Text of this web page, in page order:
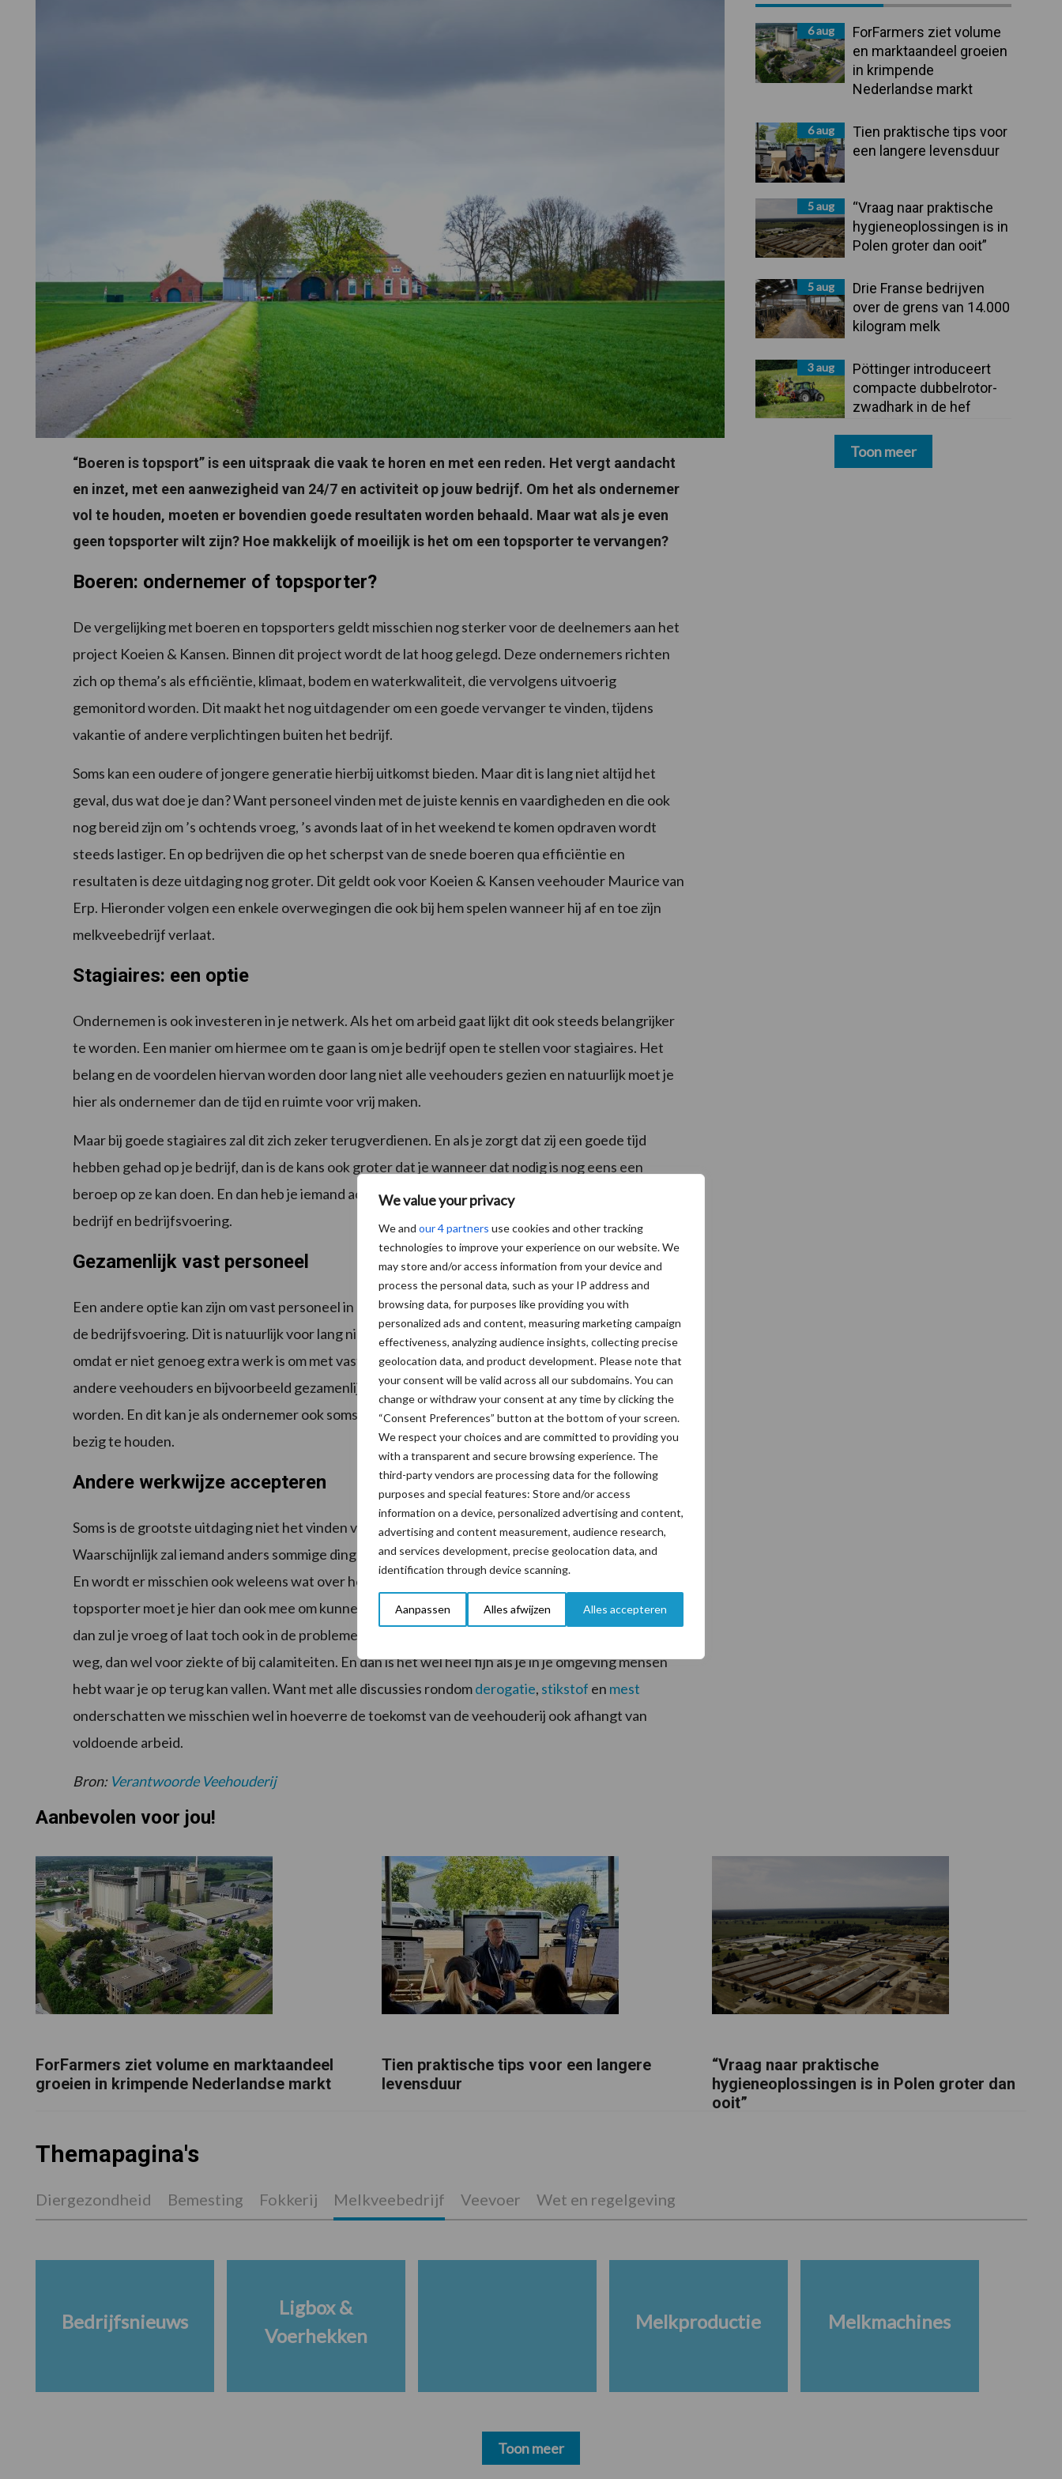
We value your privacy
We and our 4 partners use cookies and other tracking
technologies to improve your experience on our website. We
may store and/or access information from your device and
process the personal data, such as your IP address and
browsing data, for purposes like providing you with
personalized ads and content, measuring marketing campaign
effectiveness, analyzing audience insights, collecting precise
geolocation data, and product development. Please note that
your consent will be valid across all our subdomains. You can
change or withdraw your consent at any time by clicking the
“Consent Preferences” button at the bottom of your screen.
We respect your choices and are committed to providing you
with a transparent and secure browsing experience. The
third-party vendors are processing data for the following
purposes and special features: Store and/or access
information on a device, personalized advertising and content,
advertising and content measurement, audience research,
and services development, precise geolocation data, and
identification through device scanning.
Aanpassen Alles afwijzen Alles accepteren
“Boeren is topsport” is een uitspraak die vaak te horen en met een reden. Het vergt aandacht
en inzet, met een aanwezigheid van 24/7 en activiteit op jouw bedrijf. Om het als ondernemer
vol te houden, moeten er bovendien goede resultaten worden behaald. Maar wat als je even
geen topsporter wilt zijn? Hoe makkelijk of moeilijk is het om een topsporter te vervangen?
Boeren: ondernemer of topsporter?
De vergelijking met boeren en topsporters geldt misschien nog sterker voor de deelnemers aan het
project Koeien & Kansen. Binnen dit project wordt de lat hoog gelegd. Deze ondernemers richten
zich op thema’s als efficiëntie, klimaat, bodem en waterkwaliteit, die vervolgens uitvoerig
gemonitord worden. Dit maakt het nog uitdagender om een goede vervanger te vinden, tijdens
vakantie of andere verplichtingen buiten het bedrijf.
Soms kan een oudere of jongere generatie hierbij uitkomst bieden. Maar dit is lang niet altijd het
geval, dus wat doe je dan? Want personeel vinden met de juiste kennis en vaardigheden en die ook
nog bereid zijn om ’s ochtends vroeg, ’s avonds laat of in het weekend te komen opdraven wordt
steeds lastiger. En op bedrijven die op het scherpst van de snede boeren qua efficiëntie en
resultaten is deze uitdaging nog groter. Dit geldt ook voor Koeien & Kansen veehouder Maurice van
Erp. Hieronder volgen een enkele overwegingen die ook bij hem spelen wanneer hij af en toe zijn
melkveebedrijf verlaat.
Stagiaires: een optie
Ondernemen is ook investeren in je netwerk. Als het om arbeid gaat lijkt dit ook steeds belangrijker
te worden. Een manier om hiermee om te gaan is om je bedrijf open te stellen voor stagiaires. Het
belang en de voordelen hiervan worden door lang niet alle veehouders gezien en natuurlijk moet je
hier als ondernemer dan de tijd en ruimte voor vrij maken.
Maar bij goede stagiaires zal dit zich zeker terugverdienen. En als je zorgt dat zij een goede tijd
hebben gehad op je bedrijf, dan is de kans ook groter dat je wanneer dat nodig is nog eens een
beroep op ze kan doen. En dan heb je iemand achter de hand die je al kent en die ook al thuis is in je
bedrijf en bedrijfsvoering.
Gezamenlijk vast personeel
Een andere optie kan zijn om vast personeel in dienst te nemen zodat er altijd iemand is die thuis is in
de bedrijfsvoering. Dit is natuurlijk voor lang niet alle bedrijven op die manier in te vullen simpelweg
omdat er niet genoeg extra werk is om met vast personeel te werken. Door samen te werken met
andere veehouders en bijvoorbeeld gezamenlijk iemand in dienst te nemen kan dit soms opgelost
worden. En dit kan je als ondernemer ook soms juist weer vrijheid geven om je met andere dingen
bezig te houden.
Andere werkwijze accepteren
Soms is de grootste uitdaging niet het vinden van een vervanger, maar het accepteren ervan.
Waarschijnlijk zal iemand anders sommige dingen toch wat anders doen dan dat je dat zelf zou doen.
En wordt er misschien ook weleens wat over het hoofd gezien of net wat minder uitgevoerd. En als
topsporter moet je hier dan ook mee om kunnen gaan. Want als je denkt dat je onvervangbaar bent
dan zul je vroeg of laat toch ook in de problemen komen. Is het niet voor een vakantie of een dagje
weg, dan wel voor ziekte of bij calamiteiten. En dan is het wel heel fijn als je in je omgeving mensen
hebt waar je op terug kan vallen. Want met alle discussies rondomderogatie, stikstof en mest
onderschatten we misschien wel in hoeverre de toekomst van de veehouderij ook afhangt van
voldoende arbeid.
Bron: Verantwoorde Veehouderij
Sidebar6 aug
ForFarmers ziet volume
en marktaandeel groeien
in krimpende
Nederlandse markt
6 aug
Tien praktische tips voor
een langere levensduur
5 aug
“Vraag naar praktische
hygieneoplossingen is in
Polen groter dan ooit”
5 aug
Drie Franse bedrijven
over de grens van 14.000
kilogram melk
3 aug
Pöttinger introduceert
compacte dubbelrotor-
zwadhark in de hef
Toon meer
Aanbevolen voor jou!
ForFarmers ziet volume en marktaandeel
groeien in krimpende Nederlandse markt
Tien praktische tips voor een langere
levensduur
“Vraag naar praktische
hygieneoplossingen is in Polen groter dan
ooit”
Themapagina's
Diergezondheid Bemesting Fokkerij Melkveebedrijf Veevoer Wet en regelgeving
Bedrijfsnieuws
Ligbox &
Voerhekken
Melkproductie Melkmachines
Toon meer